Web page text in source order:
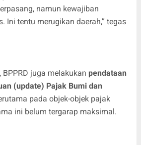
namun kewajiban
Ini tentu merugikan daerah,” tegas
juga melakukan pendataan
(update) Pajak Bumi dan
pada objek-objek pajak
ini belum tergarap maksimal.